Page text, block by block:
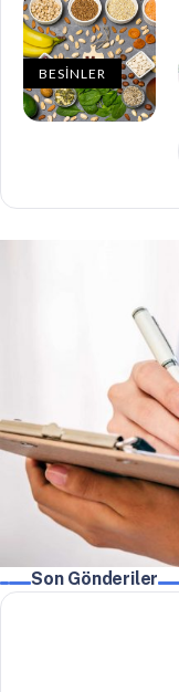
BESİNLER
Son Gönderiler